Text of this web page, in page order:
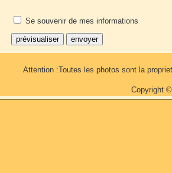
Se souvenir de mes informations
Attention :Toutes les photos sont la
Copyright